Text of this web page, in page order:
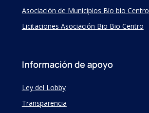
Asociación de Municipios Bío bío Centro
Licitaciones Asociación Bio Bio Centro
Información de apoyo
Ley del Lobby
Transparencia